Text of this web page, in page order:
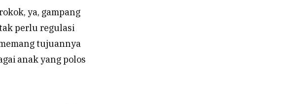
ya, gampang
perlu regulasi
tujuannya
anak yang polos